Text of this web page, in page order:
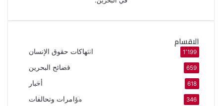
الاقسام
انتهاكات حقوق الإنسان 1٬199
فضائح البحرين 659
أخبار 618
مؤامرات وتحالفات 346